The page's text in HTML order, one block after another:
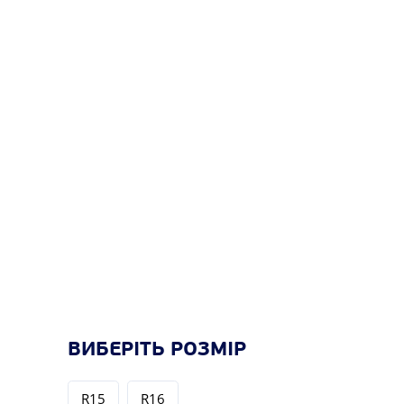
ВИБЕРІТЬ РОЗМІР
R15 R16